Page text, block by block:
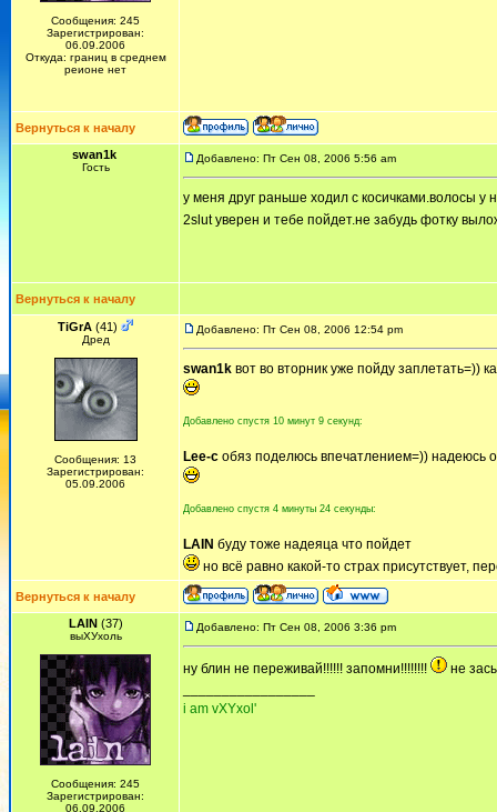
Сообщения: 245
Зарегистрирован:
06.09.2006
Откуда: границ в среднем
реионе нет
Вернуться к началу
swan1k
Гость
Добавлено: Пт Сен 08, 2006 5:56 am
у меня друг раньше ходил с косичками.волосы у
2slut уверен и тебе пойдет.не забудь фотку
Вернуться к началу
TiGrA (41)
Дред
Сообщения: 13
Зарегистрирован:
05.09.2006
Добавлено: Пт Сен 08, 2006 12:54 pm
swan1k вот во вторник уже пойду заплетать=))
Добавлено спустя 10 минут 9 секунд:
Lee-c обяз поделюсь впечатлением=)) надеюсь
Добавлено спустя 4 минуты 24 секунды:
LAIN буду тоже надеяца что пойдет
но всё равно какой-то страх присутствует,
Вернуться к началу
LAIN(37)
выХУхоль
Сообщения: 245
Зарегистрирован:
06.09.2006
Добавлено: Пт Сен 08, 2006 3:36 pm
ну блин не переживай!!!!!! запомни!!!!!!!!
не
i am vXYxol'